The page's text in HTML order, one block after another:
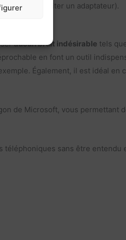
nécessiter un adaptateur).
aucun bruit indésirable tels
en font un outil
Également, il est idéal en
de Microsoft, vous permettant
sans être entendu